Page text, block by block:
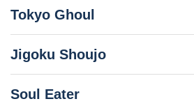
Tokyo Ghoul
Jigoku Shoujo
Soul Eater